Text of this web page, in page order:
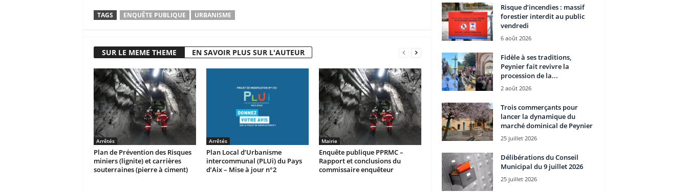
TAGS ENQUÊTE PUBLIQUE URBANISME
SUR LE MEME THEME EN SAVOIR PLUS SUR L'AUTEUR
Arrêtés
Plan de Prévention des Risques
miniers (lignite) et carrières
souterraines (pierre à ciment)
Arrêtés
Plan Local d’Urbanisme
intercommunal (PLUi) du Pays
d’Aix – Mise à jour n°2
Mairie
Enquête publique PPRMC –
Rapport et conclusions du
commissaire enquêteur
Risque d’incendies : massif
forestier interdit au public
vendredi
6 août 2026
Fidèle à ses traditions,
Peynier fait revivre la
procession de la...
2 août 2026
Trois commerçants pour
lancer la dynamique du
marché dominical de Peynier
25 juillet 2026
Délibérations du Conseil
Municipal du 9 juillet 2026
25 juillet 2026